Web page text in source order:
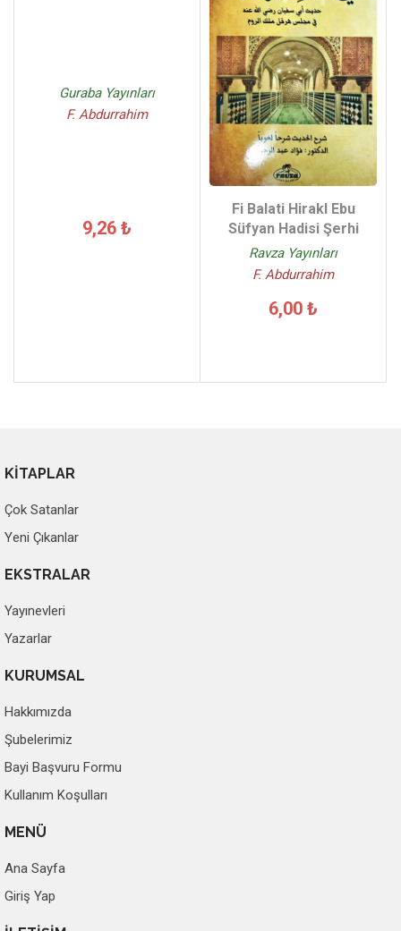
Guraba Yayınları
F. Abdurrahim
9,26 ₺
Fi Balati Hirakl Ebu
Süfyan Hadisi Şerhi
Ravza Yayınları
F. Abdurrahim
6,00 ₺
KİTAPLAR
Çok Satanlar
Yeni Çıkanlar
EKSTRALAR
Yayınevleri
Yazarlar
KURUMSAL
Hakkımızda
Şubelerimiz
Bayi Başvuru Formu
Kullanım Koşulları
MENÜ
Ana Sayfa
Giriş Yap